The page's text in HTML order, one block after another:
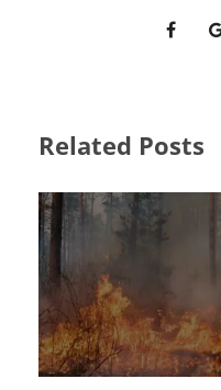
Related Posts